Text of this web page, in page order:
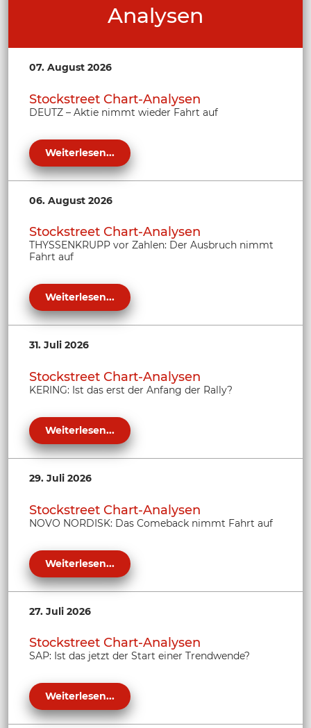
Analysen
07. August 2026
Stockstreet Chart-Analysen
DEUTZ – Aktie nimmt wieder Fahrt auf
Weiterlesen...
06. August 2026
Stockstreet Chart-Analysen
THYSSENKRUPP vor Zahlen: Der Ausbruch nimmt
Fahrt auf
Weiterlesen...
31. Juli 2026
Stockstreet Chart-Analysen
KERING: Ist das erst der Anfang der Rally?
Weiterlesen...
29. Juli 2026
Stockstreet Chart-Analysen
NOVO NORDISK: Das Comeback nimmt Fahrt auf
Weiterlesen...
27. Juli 2026
Stockstreet Chart-Analysen
SAP: Ist das jetzt der Start einer Trendwende?
Weiterlesen...